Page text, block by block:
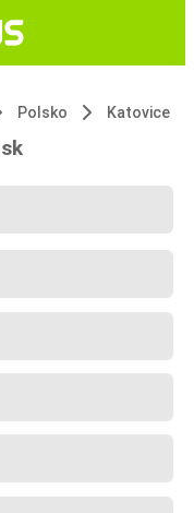
Polsko Katovice